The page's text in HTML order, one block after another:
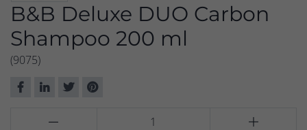
B&B Deluxe DUO Carbon
Shampoo 200 ml
(9075)
 